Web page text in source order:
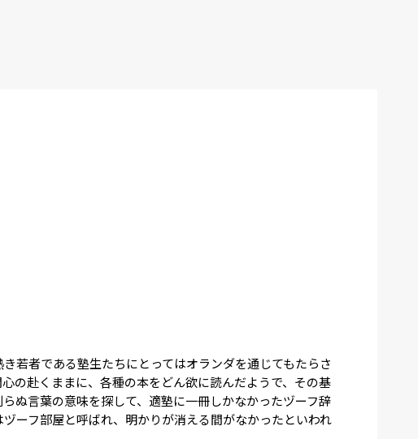
若者である塾生たちにとってはオランダを通じてもたらさ
の赴くままに、各種の本をどん欲に読んだようで、その基
ぬ言葉の意味を探して、適塾に一冊しかなかったヅーフ辞
ーフ部屋と呼ばれ、明かりが消える間がなかったといわれ